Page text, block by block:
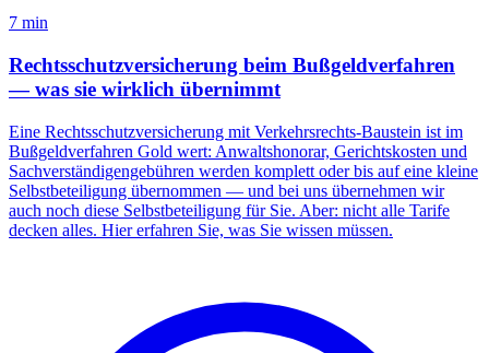
7 min
Rechtsschutzversicherung beim Bußgeldverfahren
— was sie wirklich übernimmt
Eine Rechtsschutzversicherung mit Verkehrsrechts-Baustein ist im
Bußgeldverfahren Gold wert: Anwaltshonorar, Gerichtskosten und
Sachverständigengebühren werden komplett oder bis auf eine kleine
Selbstbeteiligung übernommen — und bei uns übernehmen wir
auch noch diese Selbstbeteiligung für Sie. Aber: nicht alle Tarife
decken alles. Hier erfahren Sie, was Sie wissen müssen.